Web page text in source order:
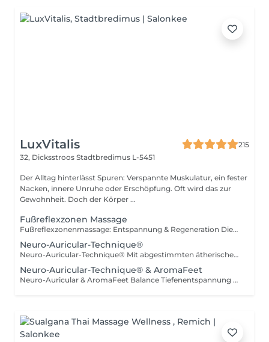
LuxVitalis
215
32, Dicksstroos Stadtbredimus L-5451
Der Alltag hinterlässt Spuren: Verspannte Muskulatur, ein fester
Nacken, innere Unruhe oder Erschöpfung. Oft wird das zur
Gewohnheit. Doch der Körper ...
Fußreflexzonen Massage
Fußreflexzonenmassage: Entspannung & Regeneration Diese Massage fördert gezielt Entspannung und körperliche Regeneration. Durch sanfte Stimulation der Reflexzonen am Fuß werden Signale über die Nervenbahnen an die entsprechenden Körperbereiche gesendet. So werden die Selbstheilungskräfte aktiviert und der Energiefluss im Körper harmonisiert.
Neuro-Auricular-Technique®
Neuro-Auricular-Technique® Mit abgestimmten ätherischen Ölen (Young Living®) werden Akupressur-Punkte im oberen Teil der Wirbelsäule und an der Schädelbasis stimuliert. Sie wirkt unmittelbar auf unser Nervensystem, da sie am Zentralkanal der Nervenstränge und dem Eintrittsbereich ins Gehirn ausgeführt wird. Die Öle wirken ausgleichend auf die Nerven und aktivieren den Parasympathikus, der für unsere Regeneration und Erholung verantwortlich ist. Die Nervenzellen des Gehirns und der oberen Wirbelsäule werden besser vernetzt, verbunden und aktiviert, insbesondere am Locus caeruleus und am Vagusnerv.
Neuro-Auricular-Technique® & AromaFeet
Neuro-Auricular & AromaFeet Balance Tiefenentspannung & Reflex Ganzheitliche Kombination aus Neuro-Auricular-Technique und AromaFeet zur tiefen Regulation des Nervensystems und Förderung innerer Balance. Sanfte, präzise Berührungen im Bereich von Ohren, Schädelbasis, Nacken und oberem Rücken werden mit gezielter Reflexzonenarbeit an den Füßen verbunden. Ergänzt durch ausgewählte ätherische Öle (Young Living®) entsteht eine tief entspannende Anwendung, die den Körper vom Stress- in den Erholungsmodus begleitet. Die Behandlung wirkt ausgleichend auf das Nervensystem, fördert die Körperwahrnehmung und unterstützt ein Gefühl von Ruhe, Klarheit und innerer Stabilität. Ruhig. Erdend. Zentrierend. Geeignet bei: Stress & innerer Unruhe Erschöpfung & mentaler Belastung Schlaf- & Konzentrationsproblemen dem Wunsch nach tiefer Entspannung